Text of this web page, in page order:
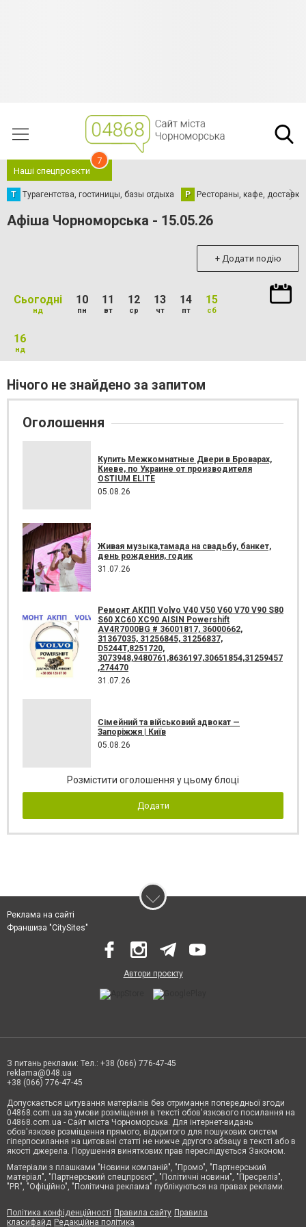
Наші спецпроєкти
7
Т Турагентства, гостиницы, базы отдыха Р Рестораны, кафе,
Афіша Чорноморська - 15.05.26
+ Додати подію
Сьогодні
нд
10
пн
11
вт
12
ср
13
чт
14
пт
15
сб
16
нд
Нічого не знайдено за запитом
Оголошення
Купить Межкомнатные Двери в Броварах,
Киеве, по Украине от производителя
OSTIUM ELITE
05.08.26
Живая музыка,тамада на свадьбу, банкет,
день рождения, годик
31.07.26
Ремонт АКПП Volvo V40 V50 V60 V70 V90 S80
S60 XC60 XC90 AISIN Powershift
AV4R7000BG # 36001817, 36000662,
31367035, 31256845, 31256837,
D5244T,8251720,
3073948,9480761,8636197,30651854,31259457
,274470
31.07.26
Сімейний та військовий адвокат —
Запоріжжя | Київ
05.08.26
Розмістити оголошення у цьому блоці
Додати
Реклама на сайті
Франшиза "CitySites"
Автори проєкту
З питань реклами: Тел.: +38 (066) 776-47-45
reklama@048.ua
+38 (066) 776-47-45
Допускається цитування матеріалів без отримання попередньої згоди
04868.com.ua за умови розміщення в тексті обов'язкового посилання на
04868.com.ua - Сайт міста Чорноморська. Для інтернет-видань
обов'язкове розміщення прямого, відкритого для пошукових систем
гіперпосилання на цитовані статті не нижче другого абзацу в тексті або в
якості джерела. Порушення виняткових прав переслідується Законом.
Матеріали з плашками "Новини компаній", "Промо", "Партнерський
матеріал", "Партнерський спецпроєкт", "Політичні новини", "Пресреліз",
"PR", "Офіційно", "Політична реклама" публікуються на правах реклами.
Політика конфіденційності Правила сайту Правила
класифайд Редакційна політика